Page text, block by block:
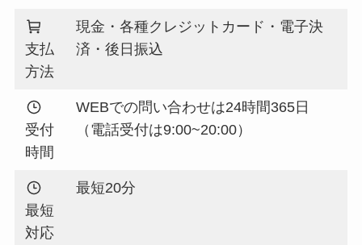
支払
方法
現金・各種クレジットカード・電子決
済・後日振込
受付
時間
WEBでの問い合わせは24時間365日
（電話受付は9:00~20:00）
最短
対応
最短20分